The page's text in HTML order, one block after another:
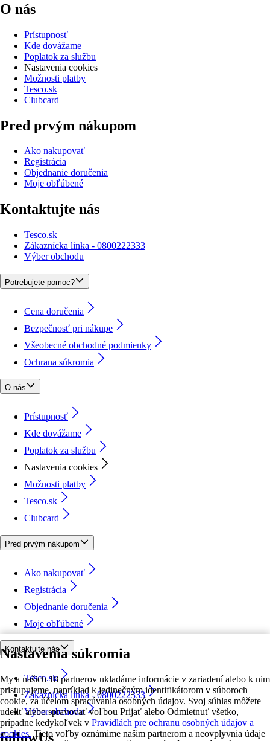
Nastavenia súkromia
My a našich 18 partnerov ukladáme informácie v zariadení alebo k nim
pristupujeme, napríklad k jedinečným identifikátorom v súboroch
cookie, za účelom spracúvania osobných údajov. Svoj súhlas môžete
udeliť alebo spravovať voľbou Prijať alebo Odmietnuť všetko,
prípadne kedykoľvek v Pravidlách pre ochranu osobných údajov a
cookies. Tieto voľby oznámime našim partnerom a neovplyvnia údaje
O nás
Prístupnosť
Kde dovážame
Poplatok za službu
Nastavenia cookies
Možnosti platby
Tesco.sk
Clubcard
Pred prvým nákupom
Ako nakupovať
Registrácia
Objednanie doručenia
Moje obľúbené
Kontaktujte nás
Tesco.sk
Zákaznícka linka - 0800222333
Výber obchodu
Potrebujete pomoc?
Cena doručenia
Bezpečnosť pri nákupe
Všeobecné obchodné podmienky
Ochrana súkromia
O nás
Prístupnosť
Kde dovážame
Poplatok za službu
Nastavenia cookies
Možnosti platby
Tesco.sk
Clubcard
Pred prvým nákupom
Ako nakupovať
Registrácia
Objednanie doručenia
Moje obľúbené
Kontaktujte nás
Tesco.sk
Zákaznícka linka - 0800222333
Výber obchodu
followUs